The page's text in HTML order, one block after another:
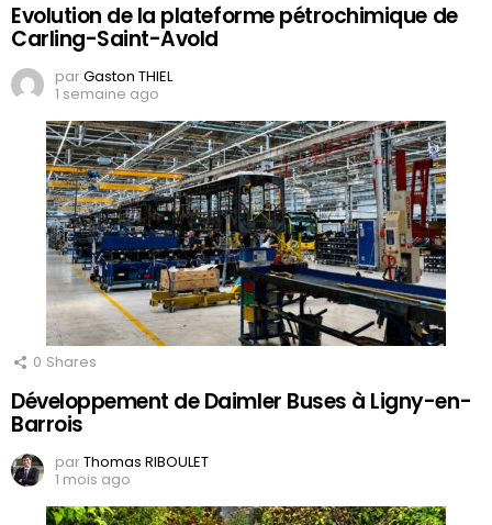
Evolution de la plateforme pétrochimique de
Carling-Saint-Avold
parGaston THIEL
1 semaine ago
0 Shares
Développement de Daimler Buses à Ligny-en-
Barrois
parThomas RIBOULET
1 mois ago